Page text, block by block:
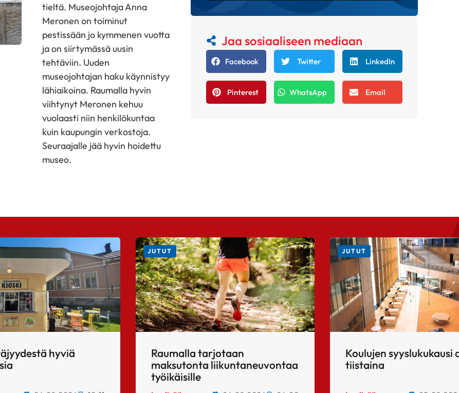
tieltä. Museojohtaja Anna
Meronen on toiminut
pestissään jo kymmenen vuotta
ja on siirtymässä uusin
tehtäviin. Uuden
museojohtajan haku käynnistyy
lähiaikoina. Raumalla hyvin
viihtynyt Meronen kehuu
vuolaasti niin henkilökuntaa
kuin kaupungin verkostoja.
Seuraajalle jää hyvin hoidettu
museo.
Jaa sosiaaliseen mediaan
Facebook Twitter LinkedIn
Pinterest WhatsApp Email
hyviä
JUTUT
Raumalla tarjotaan
maksutonta liikuntaneuvontaa
työikäisille
JUTUT
Koulujen syyslukukausi
tiistaina